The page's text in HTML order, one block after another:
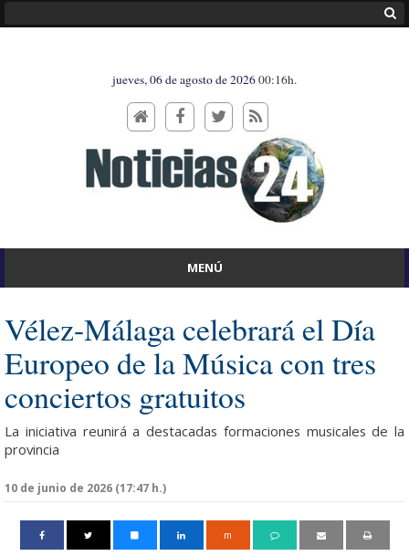
jueves, 06 de agosto de 202600:16h.
MENÚ
Vélez-Málaga celebrará el Día
Europeo de la Música con tres
conciertos gratuitos
La iniciativa reunirá a destacadas formaciones musicales de la
provincia
10 de junio de 2026 (17:47 h.)
m